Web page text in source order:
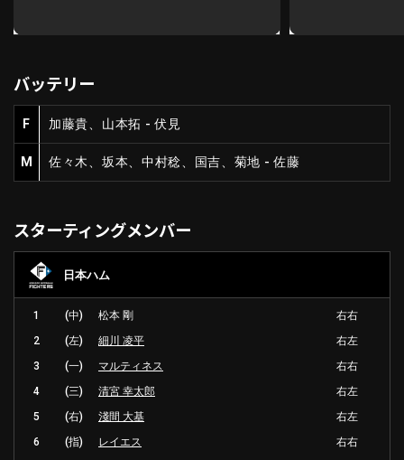
バッテリー
F 加藤貴、山本拓 - 伏見
M 佐々木、坂本、中村稔、国吉、菊地 - 佐藤
スターティングメンバー
日本ハム
1 (中) 松本 剛
右右
2
(左) 細川 凌平
右左
3
(一) マルティネス
右右
4
(三) 清宮 幸太郎
右左
5
(右) 淺間 大基
右左
6
(指) レイエス
右右